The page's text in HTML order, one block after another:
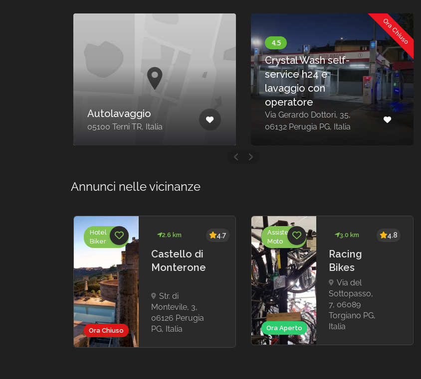
Autolavaggio
05100 Terni TR, Italia
Ora Chiuso
Crystal Wash self-
service h24 e
lavaggio con
operatore
Via Gerardo Dottori, 35,
06132 Perugia PG, Italia
Annunci nelle vicinanze
Ora Chiuso
Hotel
Biker
2.6 km
Castello di
Monterone
Str. di
Montevile, 3,
06126 Perugia
PG, Italia
4.7
Ora Aperto
Assistenza
Moto
3.0 km
Racing
Bikes
Via del
Sottopasso,
7, 06089
Torgiano PG,
Italia
4.8